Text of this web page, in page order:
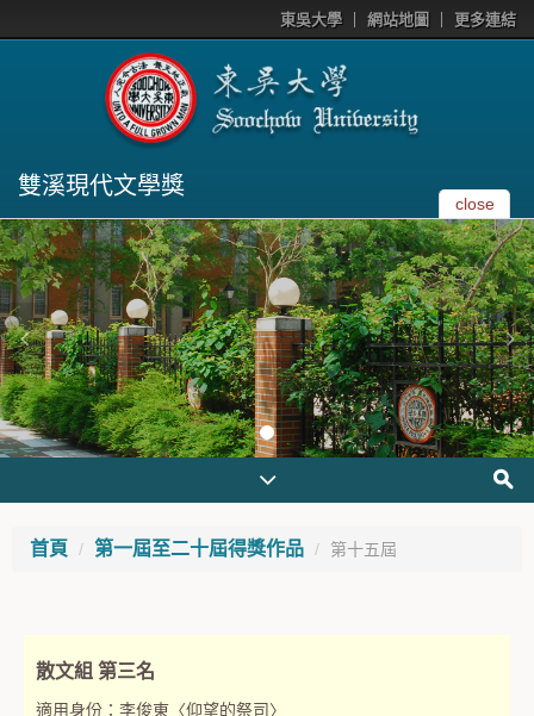
東吳大學 網站地圖 更多連結
雙溪現代文學獎
close
首頁 第一屆至二十屆得獎作品 第十五屆
散文組 第三名
適用身份： 李俊東〈仰望的祭司〉